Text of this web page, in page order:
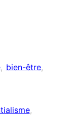
bien-être